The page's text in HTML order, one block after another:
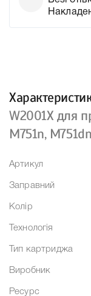
W2001X для
M751n, M751dn
Артикул
Заправний
Колір
Технологія
Тип картриджа
Виробник
Ресурс